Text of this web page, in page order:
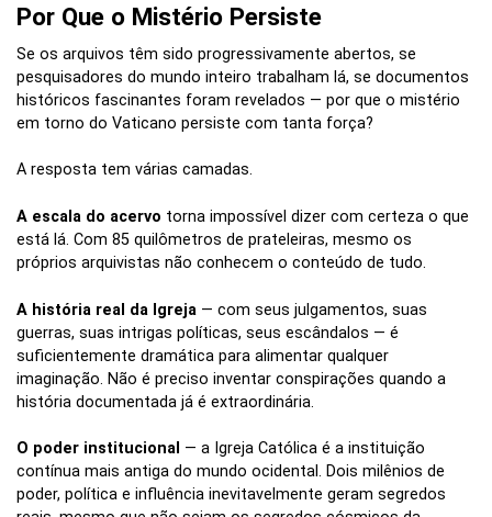
Por Que o Mistério Persiste
Se os arquivos têm sido progressivamente abertos, se
pesquisadores do mundo inteiro trabalham lá, se documentos
históricos fascinantes foram revelados — por que o mistério
em torno do Vaticano persiste com tanta força?
A resposta tem várias camadas.
A escala do acervo torna impossível dizer com certeza o que
está lá. Com 85 quilômetros de prateleiras, mesmo os
próprios arquivistas não conhecem o conteúdo de tudo.
A história real da Igreja — com seus julgamentos, suas
guerras, suas intrigas políticas, seus escândalos — é
suficientemente dramática para alimentar qualquer
imaginação. Não é preciso inventar conspirações quando a
história documentada já é extraordinária.
O poder institucional — a Igreja Católica é a instituição
contínua mais antiga do mundo ocidental. Dois milênios de
poder, política e influência inevitavelmente geram segredos